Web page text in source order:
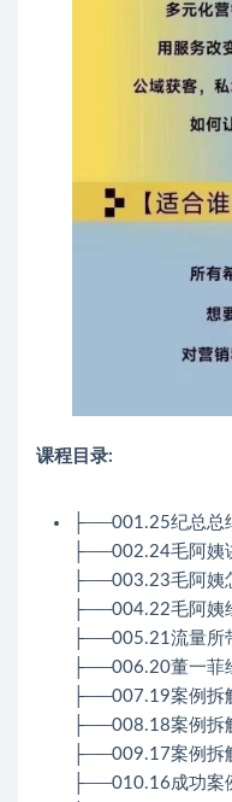
课程目录:
├──001.25纪总总
├──002.24毛阿姨
├──003.23毛阿姨
├──004.22毛阿姨
├──005.21流量所
├──006.20董一菲
├──007.19案例拆
├──008.18案例拆
├──009.17案例拆
├──010.16成功案